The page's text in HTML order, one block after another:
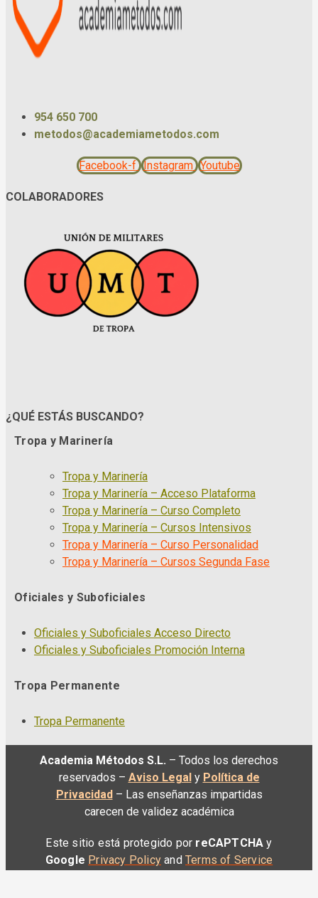
954 650 700
metodos@academiametodos.com
Facebook-f Instagram Youtube
COLABORADORES
¿QUÉ ESTÁS BUSCANDO?
Tropa y Marinería
Tropa y Marinería
Tropa y Marinería – Acceso Plataforma
Tropa y Marinería – Curso Completo
Tropa y Marinería – Cursos Intensivos
Tropa y Marinería – Curso Personalidad
Tropa y Marinería – Cursos Segunda Fase
Oficiales y Suboficiales
Oficiales y Suboficiales Acceso Directo
Oficiales y Suboficiales Promoción Interna
Tropa Permanente
Tropa Permanente
Academia Métodos S.L. – Todos los derechos
reservados – Aviso Legal y Política de
Privacidad – Las enseñanzas impartidas
carecen de validez académica
Este sitio está protegido por reCAPTCHA y
Google Privacy Policy and Terms of Service